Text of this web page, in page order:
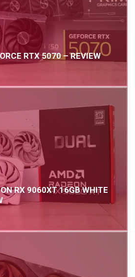
RTX 5070 – REVIEW
RX 9060XT 16GB WHITE